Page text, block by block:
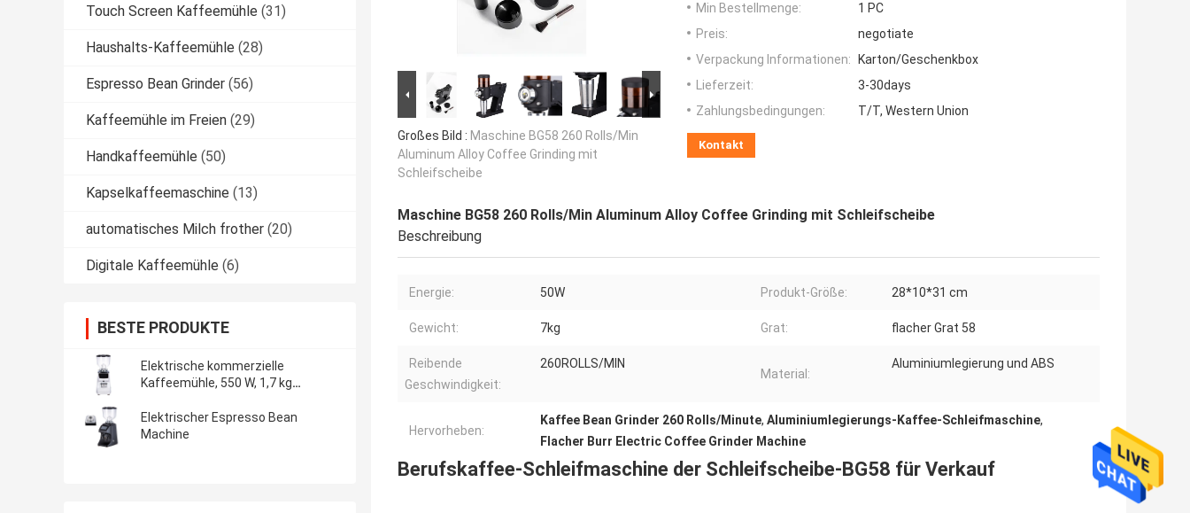
Touch Screen Kaffeemühle (31)
Haushalts-Kaffeemühle (28)
Espresso Bean Grinder (56)
Kaffeemühle im Freien (29)
Handkaffeemühle (50)
Kapselkaffeemaschine (13)
automatisches Milch frother (20)
Digitale Kaffeemühle (6)
BESTE PRODUKTE
Elektrische kommerzielle
Kaffeemühle, 550 W, 1,7 kg
Elektrischer Espresso Bean
Machine
Großes Bild : Maschine BG58 260 Rolls/Min
Aluminum Alloy Coffee Grinding mit
Schleifscheibe
Min Bestellmenge:
1 PC
Preis:
negotiate
Verpackung Informationen:
Karton/Geschenkbox
Lieferzeit:
3-30days
Zahlungsbedingungen:
T/T, Western Union
Kontakt
Maschine BG58 260 Rolls/Min Aluminum Alloy Coffee Grinding mit Schleifscheibe
Beschreibung
Energie: 50W Produkt-Größe: 28*10*31 cm
Gewicht: 7kg Grat: flacher Grat 58
Reibende
Geschwindigkeit:
260ROLLS/MIN
Material:
Aluminiumlegierung und ABS
Hervorheben:
Kaffee Bean Grinder 260 Rolls/Minute, Aluminiumlegierungs-Kaffee-Schleifmaschine,
Flacher Burr Electric Coffee Grinder Machine
Berufskaffee-Schleifmaschine der Schleifscheibe-BG58 für Verkauf